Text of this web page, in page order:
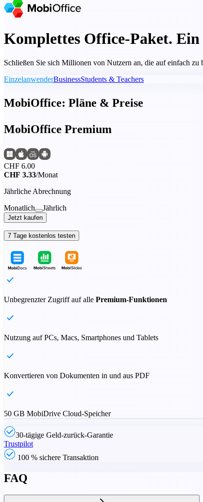
Komplettes Office-Paket.
Schließen Sie sich Millionen von Nutzern an, die auf einfach
EinzelanwenderBusinessStudents & Teachers
MobiOffice: Pläne & Preise
MobiOffice Premium
CHF 6.00
CHF 3.33/Monat
Jährliche Abrechnung
Monatlich
Jährlich
Jetzt kaufen
7 Tage kostenlos testen
Unbegrenzter Zugriff auf alle Premium-Funktionen
Nutzung auf PCs, Macs, Smartphones und Tablets
Konvertieren von Dokumenten in und aus PDF
50 GB MobiDrive Cloud-Speicher
30-tägige Geld-zurück-Garantie
Trustpilot
100 % sichere Transaktion
FAQ